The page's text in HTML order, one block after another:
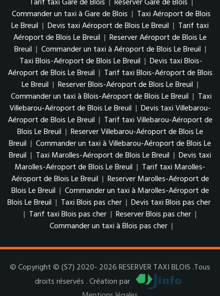
Commander un taxi à Gare de Blois | Taxi Aéroport de Blois
Le Breuil | Devis taxi Aéroport de Blois Le Breuil | Tarif taxi
Aéroport de Blois Le Breuil | Reserver Aéroport de Blois Le
Breuil | Commander un taxi à Aéroport de Blois Le Breuil |
Taxi Blois-Aéroport de Blois Le Breuil | Devis taxi Blois-
Aéroport de Blois Le Breuil | Tarif taxi Blois-Aéroport de Blois
Le Breuil | Reserver Blois-Aéroport de Blois Le Breuil |
Commander un taxi à Blois-Aéroport de Blois Le Breuil | Taxi
Villebarou-Aéroport de Blois Le Breuil | Devis taxi Villebarou-
Aéroport de Blois Le Breuil | Tarif taxi Villebarou-Aéroport de
Blois Le Breuil | Reserver Villebarou-Aéroport de Blois Le
Breuil | Commander un taxi à Villebarou-Aéroport de Blois Le
Breuil | Taxi Marolles-Aéroport de Blois Le Breuil | Devis taxi
Marolles-Aéroport de Blois Le Breuil | Tarif taxi Marolles-
Aéroport de Blois Le Breuil | Reserver Marolles-Aéroport de
Blois Le Breuil | Commander un taxi à Marolles-Aéroport de
Blois Le Breuil | Taxi Blois pas cher | Devis taxi Blois pas cher
| Tarif taxi Blois pas cher | Reserver Blois pas cher |
Commander un taxi à Blois pas cher |
© Copyright © (S7) 2020- 2026 RESERVER TAXI BLOIS .Tous
droits réservés . Création par